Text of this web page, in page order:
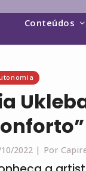
Conteúdos
2022 | Por